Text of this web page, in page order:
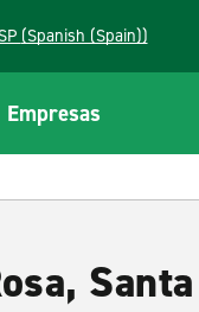
ESP (Spanish (Spain))
Empresas
Santa